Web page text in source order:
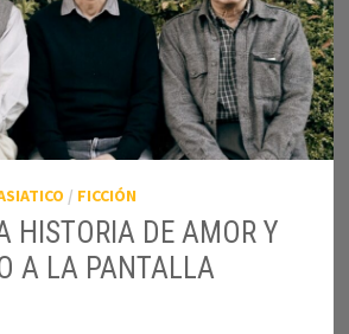
/ FICCIÓN
HISTORIA DE AMOR Y
A LA PANTALLA